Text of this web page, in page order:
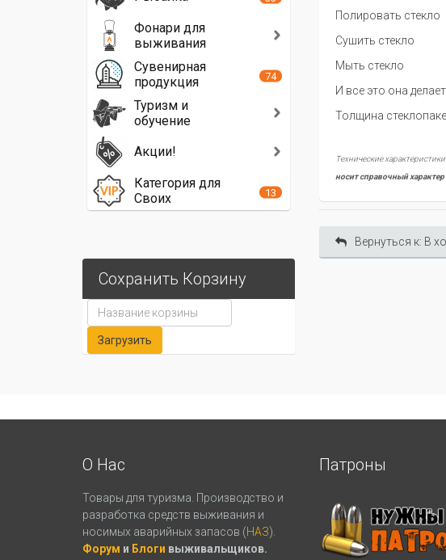
Полировать стекло
Сушить стекло
Мыть стекло
И все это она
Толщина
Технические
носит справочный
Вернуться к: В
Фонари для
выживания
Сувенирная
продукция
74
Туризм и
обучение
Акции!
Категория для
Своих
13
Сохранить Корзину
О Нас
Товары для туризма. Производство и
разработка средств выживания и
носимых аварийных запасов (НАЗ).
Форум и Блоги выживальщиков.
Патроны